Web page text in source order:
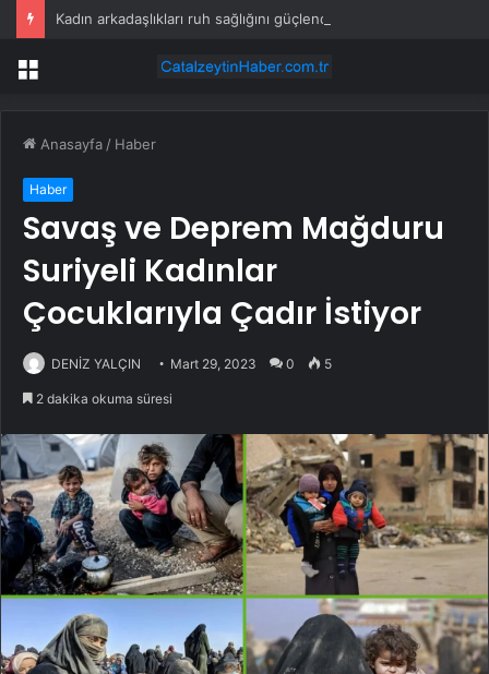
Kadın arkadaşlıkları ruh sağlığını güçlendiriyor
Menü
Anasayfa / Haber
Haber
Savaş ve Deprem Mağduru
Suriyeli Kadınlar
Çocuklarıyla Çadır İstiyor
DENİZ YALÇIN Mart 29, 2023 0 5
2 dakika okuma süresi